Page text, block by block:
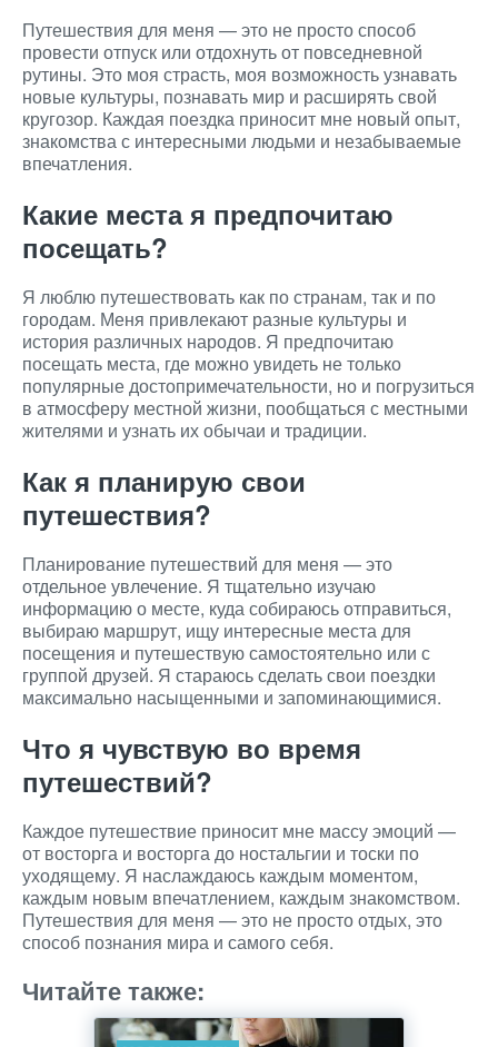
Путешествия для меня — это не просто способ
провести отпуск или отдохнуть от повседневной
рутины. Это моя страсть, моя возможность узнавать
новые культуры, познавать мир и расширять свой
кругозор. Каждая поездка приносит мне новый опыт,
знакомства с интересными людьми и незабываемые
впечатления.
Какие места я предпочитаю
посещать?
Я люблю путешествовать как по странам, так и по
городам. Меня привлекают разные культуры и
история различных народов. Я предпочитаю
посещать места, где можно увидеть не только
популярные достопримечательности, но и погрузиться
в атмосферу местной жизни, пообщаться с местными
жителями и узнать их обычаи и традиции.
Как я планирую свои
путешествия?
Планирование путешествий для меня — это
отдельное увлечение. Я тщательно изучаю
информацию о месте, куда собираюсь отправиться,
выбираю маршрут, ищу интересные места для
посещения и путешествую самостоятельно или с
группой друзей. Я стараюсь сделать свои поездки
максимально насыщенными и запоминающимися.
Что я чувствую во время
путешествий?
Каждое путешествие приносит мне массу эмоций —
от восторга и восторга до ностальгии и тоски по
уходящему. Я наслаждаюсь каждым моментом,
каждым новым впечатлением, каждым знакомством.
Путешествия для меня — это не просто отдых, это
способ познания мира и самого себя.
Читайте также: